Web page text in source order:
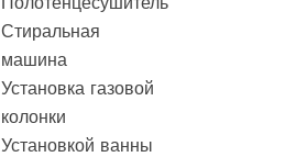
Стиральная
машина
Установка газовой
колонки
Установкой ванны